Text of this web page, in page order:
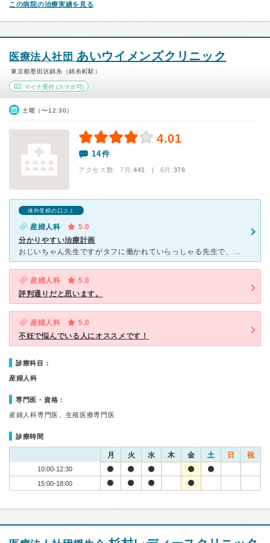
この病院の治療実績を見る
医療法人社団 あいウイメンズクリニック
東京都墨田区錦糸（錦糸町駅）
マイナ受付 (スマホ可)
土曜（〜12:30）
4.01
14件
アクセス数 7月:441 | 6月:376
体外受精の口コミ
産婦人科
5.0
分かりやすい治療計画
おじいちゃん先生ですがタフに働かれていらっしゃる先生で、体外受精の説明は1対1で行ってくだいました。 無愛想と感じる方もいらっしゃるかもしれませんが、実力はかなりあります。 また看護師さんも同じく
産婦人科
5.0
評判通りだと思います。
産婦人科
5.0
不妊で悩んでいる人にオススメです！
診療科目：
産婦人科
専門医・資格：
産婦人科専門医、生殖医療専門医
診療時間
月 火 水 木 金 土 日 祝
10:00-12:30
15:00-18:00